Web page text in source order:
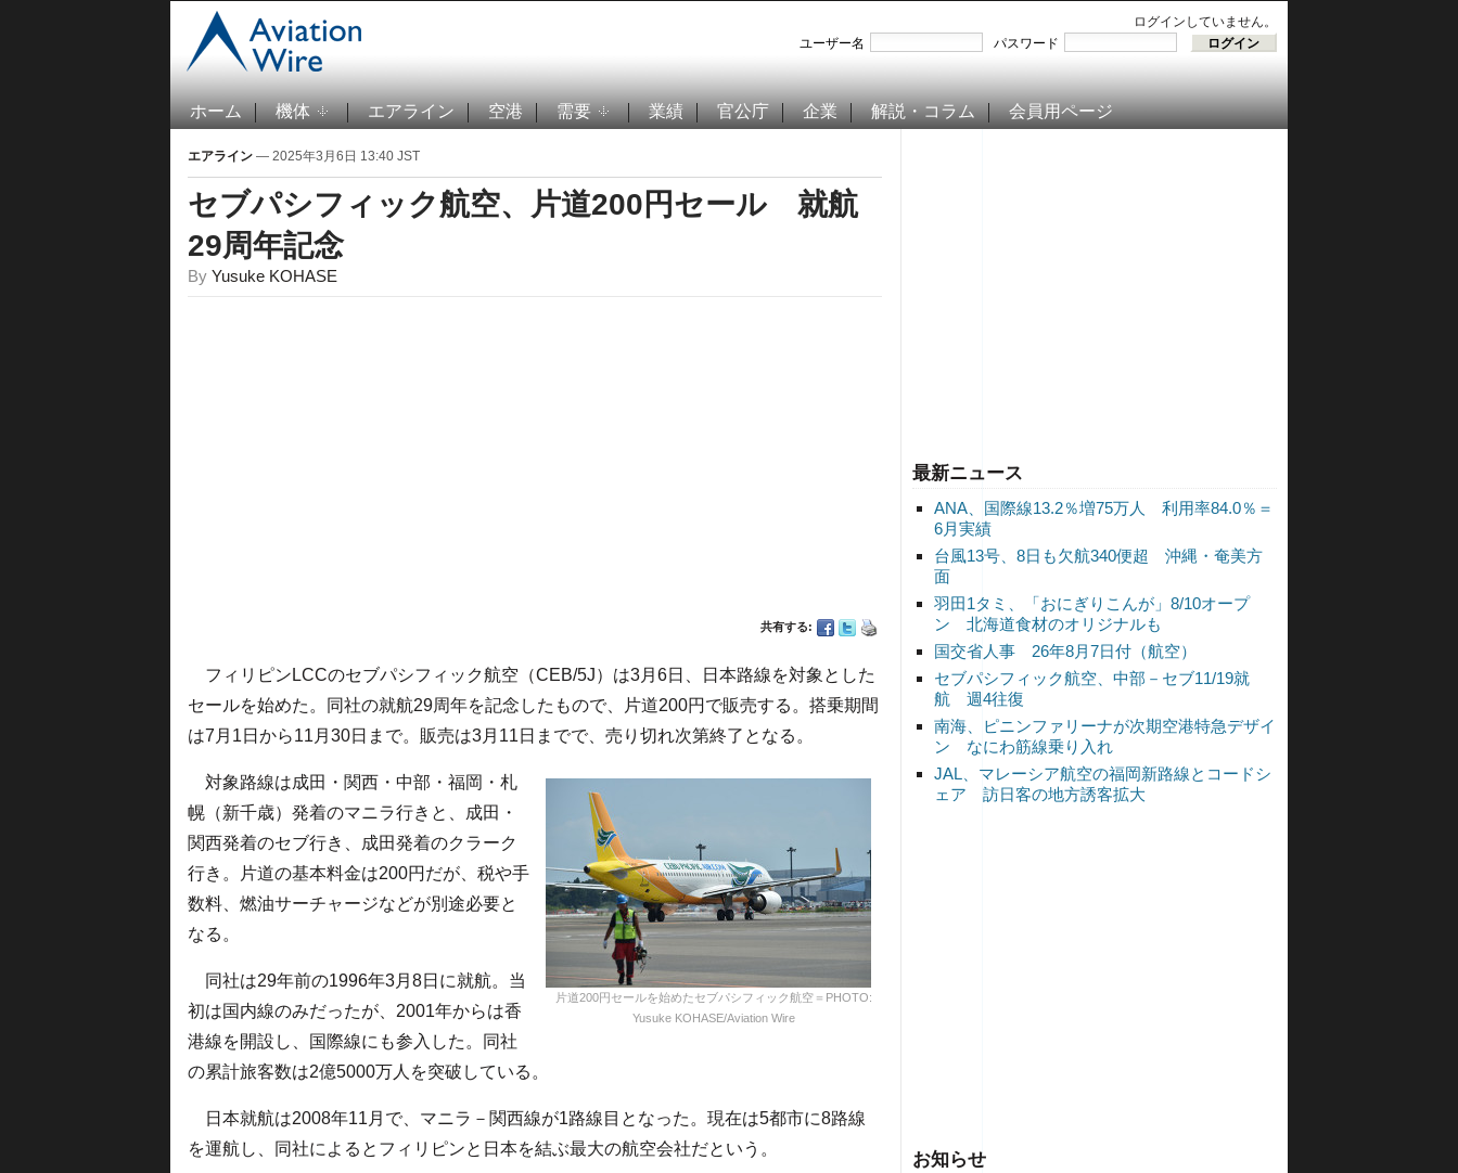
ログインしていません。
ユーザー名
パスワード
ホーム 機体 エアライン 空港 需要 業績 官公庁 企業 解説・コラム 会員用ページ
最新ニュース
ANA、国際線13.2％増75万人 利用率84.0％＝
6月実績
台風13号、8日も欠航340便超 沖縄・奄美方
面
羽田1タミ、「おにぎりこんが」8/10オープ
ン 北海道食材のオリジナルも
国交省人事 26年8月7日付（航空）
セブパシフィック航空、中部－セブ11/19就
航 週4往復
南海、ピニンファリーナが次期空港特急デザイ
ン なにわ筋線乗り入れ
JAL、マレーシア航空の福岡新路線とコードシ
ェア 訪日客の地方誘客拡大
お知らせ
エアライン — 2025年3月6日 13:40 JST
セブパシフィック航空、片道200円セール 就航
29周年記念
By Yusuke KOHASE
共有する:
フィリピンLCCのセブパシフィック航空（CEB/5J）は3月6日、日本路線を対象とした
セールを始めた。同社の就航29周年を記念したもので、片道200円で販売する。搭乗期間
は7月1日から11月30日まで。販売は3月11日までで、売り切れ次第終了となる。
片道200円セールを始めたセブパシフィック航空＝PHOTO:
Yusuke KOHASE/Aviation Wire
対象路線は成田・関西・中部・福岡・札
幌（新千歳）発着のマニラ行きと、成田・
関西発着のセブ行き、成田発着のクラーク
行き。片道の基本料金は200円だが、税や手
数料、燃油サーチャージなどが別途必要と
なる。
同社は29年前の1996年3月8日に就航。当
初は国内線のみだったが、2001年からは香
港線を開設し、国際線にも参入した。同社
の累計旅客数は2億5000万人を突破している。
日本就航は2008年11月で、マニラ－関西線が1路線目となった。現在は5都市に8路線
を運航し、同社によるとフィリピンと日本を結ぶ最大の航空会社だという。